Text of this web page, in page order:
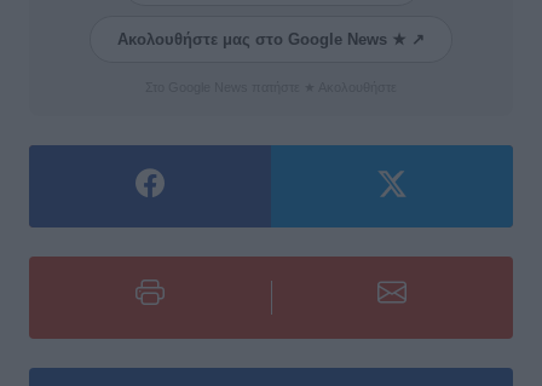
Ακολουθήστε μας στο Google News ★ ↗